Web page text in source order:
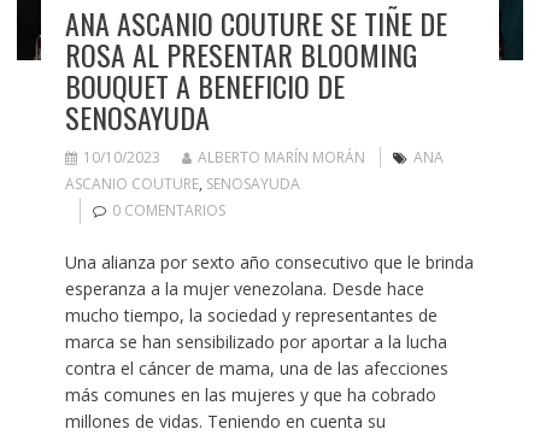
ANA ASCANIO COUTURE SE TIÑE DE
ROSA AL PRESENTAR BLOOMING
BOUQUET A BENEFICIO DE
SENOSAYUDA
10/10/2023 ALBERTO MARÍN MORÁN
ANA
ASCANIO COUTURE, SENOSAYUDA
0 COMENTARIOS
Una alianza por sexto año consecutivo que le brinda
esperanza a la mujer venezolana. Desde hace
mucho tiempo, la sociedad y representantes de
marca se han sensibilizado por aportar a la lucha
contra el cáncer de mama, una de las afecciones
más comunes en las mujeres y que ha cobrado
millones de vidas. Teniendo en cuenta su